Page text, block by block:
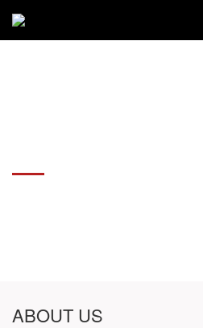
ABOUT US